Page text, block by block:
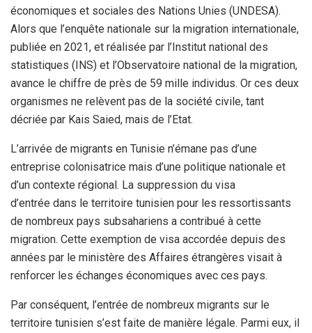
économiques et sociales des Nations Unies (UNDESA).
Alors que l’enquête nationale sur la migration internationale,
publiée en 2021, et réalisée par l’Institut national des
statistiques (INS) et l’Observatoire national de la migration,
avance le chiffre de près de 59 mille individus. Or ces deux
organismes ne relèvent pas de la société civile, tant
décriée par Kais Saied, mais de l’Etat.
L’arrivée de migrants en Tunisie n’émane pas d’une
entreprise colonisatrice mais d’une politique nationale et
d’un contexte régional. La suppression du visa
d’entrée dans le territoire tunisien pour les ressortissants
de nombreux pays subsahariens a contribué à cette
migration. Cette exemption de visa accordée depuis des
années par le ministère des Affaires étrangères visait à
renforcer les échanges économiques avec ces pays.
Par conséquent, l’entrée de nombreux migrants sur le
territoire tunisien s’est faite de manière légale. Parmi eux, il